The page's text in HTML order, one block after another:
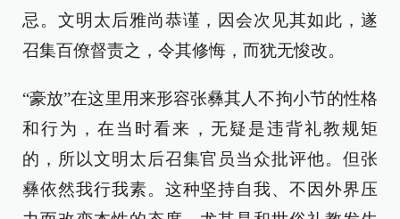
忌。文明太后雅尚恭谨，因会次见其如此，遂
召集百僚督责之，令其修悔，而犹无悛改。
“豪放”在这里用来形容张彝其人不拘小节的性格
和行为，在当时看来，无疑是违背礼教规矩
的，所以文明太后召集官员当众批评他。但张
彝依然我行我素。这种坚持自我、不因外界压